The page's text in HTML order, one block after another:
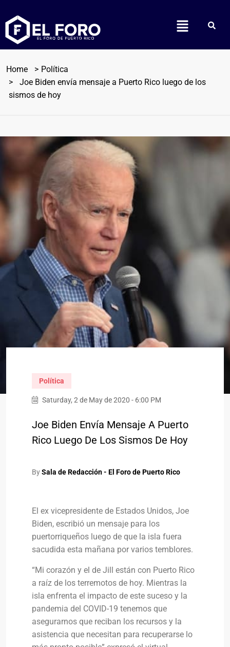
Home
Política
Joe Biden envía mensaje a Puerto Rico luego de los
sismos de hoy
Política
Saturday, 2 de May de 2020 - 6:00 PM
Joe Biden Envía Mensaje A Puerto
Rico Luego De Los Sismos De Hoy
BySala de Redacción - El Foro de Puerto Rico
El ex vicepresidente de Estados Unidos, Joe
Biden, escribió un mensaje para los
puertorriqueños luego de que la isla fuera
sacudida esta mañana por varios temblores.
“Mi corazón y el de Jill están con Puerto Rico
a raíz de los terremotos de hoy. Mientras la
isla enfrenta el impacto de este suceso y la
pandemia del COVID-19 tenemos que
asegurarnos que reciban los recursos y la
asistencia que necesitan para recuperarse lo